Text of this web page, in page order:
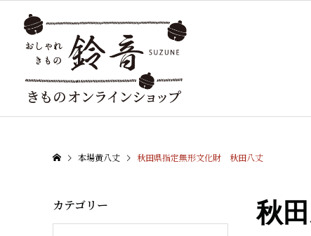
本場黄八丈 秋田県指定無形文化財 秋田八丈
秋
カテゴリー